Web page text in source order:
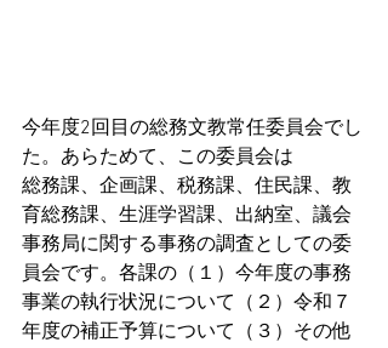
今年度2回目の総務文教常任委員会でし
た。あらためて、この委員会は
総務課、企画課、税務課、住民課、教
育総務課、生涯学習課、出納室、議会
事務局に関する事務の調査としての委
員会です。各課の（１）今年度の事務
事業の執行状況について（２）令和７
年度の補正予算について（３）その他